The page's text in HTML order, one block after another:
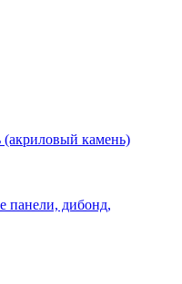
камень)
панели, дибонд,